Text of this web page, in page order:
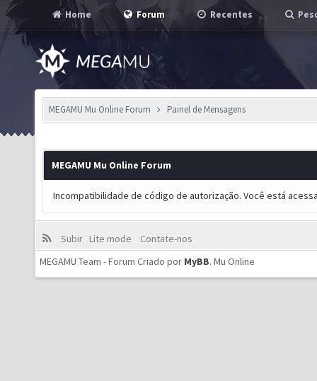
Home Forum Recentes
MEGAMU Mu Online Forum Painel de Mensagens
MEGAMU Mu Online Forum
Incompatibilidade de código de autorização. Você está
Subir Lite mode
Contate-nos
MEGAMU Team - Forum Criado por MyBB. Mu Online